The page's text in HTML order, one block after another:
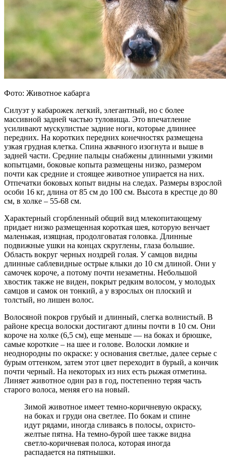
Фото: Животное кабарга
Силуэт у кабарожек легкий, элегантный, но с более
массивной задней частью туловища. Это впечатление
усиливают мускулистые задние ноги, которые длиннее
передних. На коротких передних конечностях размещена
узкая грудная клетка. Спина жвачного изогнута и выше в
задней части. Средние пальцы снабжены длинными узкими
копытцами, боковые копыта размещены низко, размером
почти как средние и стоящее животное упирается на них.
Отпечатки боковых копыт видны на следах. Размеры взрослой
особи 16 кг, длина от 85 см до 100 см. Высота в крестце до 80
см, в холке – 55-68 см.
Характерный сгорбленный общий вид млекопитающему
придает низко размещенная короткая шея, которую венчает
маленькая, изящная, продолговатая головка. Длинные
подвижные ушки на концах скруглены, глаза большие.
Область вокруг черных ноздрей голая. У самцов видны
длинные саблевидные острые клыки до 10 см длиной. Они у
самочек короче, а потому почти незаметны. Небольшой
хвостик также не виден, покрыт редким волосом, у молодых
самцов и самок он тонкий, а у взрослых он плоский и
толстый, но лишен волос.
Волосяной покров грубый и длинный, слегка волнистый. В
районе кресца волоски достигают длины почти в 10 см. Они
короче на холке (6,5 см), еще меньше — на боках и брюшке,
самые короткие – на шее и голове. Волоски ломкие и
неоднородны по окраске: у основания светлые, далее серые с
бурым оттенком, затем этот цвет переходит в бурый, а кончик
почти черный. На некоторых из них есть рыжая отметина.
Линяет животное один раз в год, постепенно теряя часть
старого волоса, меняя его на новый.
Зимой животное имеет темно-коричневую окраску,
на боках и груди она светлее. По бокам и спине
идут рядами, иногда сливаясь в полосы, охристо-
желтые пятна. На темно-бурой шее также видна
светло-коричневая полоса, которая иногда
распадается на пятнышки.